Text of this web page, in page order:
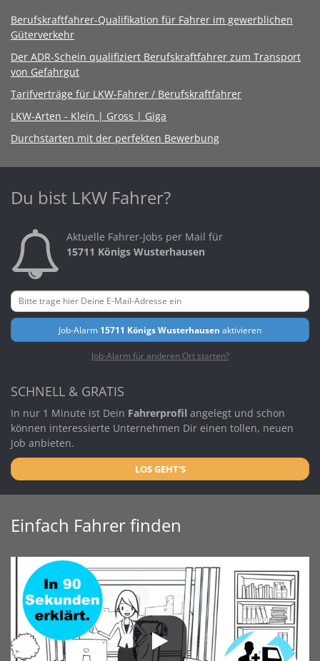
Berufskraftfahrer-Qualifikation für Fahrer im gewerblichen
Güterverkehr
Der ADR-Schein qualifiziert Berufskraftfahrer zum Transport
von Gefahrgut
Tarifverträge für LKW-Fahrer / Berufskraftfahrer
LKW-Arten - Klein | Gross | Giga
Durchstarten mit der perfekten Bewerbung
Du bist LKW Fahrer?
Aktuelle Fahrer-Jobs per Mail für
15711 Königs Wusterhausen
Job-Alarm 15711 Königs Wusterhausen aktivieren
Job-Alarm für anderen Ort starten?
SCHNELL & GRATIS
In nur 1 Minute ist Dein Fahrerprofil angelegt und schon
können interessierte Unternehmen Dir einen tollen, neuen
Job anbieten.
LOS GEHT'S
Einfach Fahrer finden